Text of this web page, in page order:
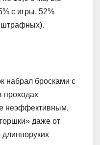
с игры, 52%
штрафных).
набрал бросками с
проходах
неэффективным,
даже от